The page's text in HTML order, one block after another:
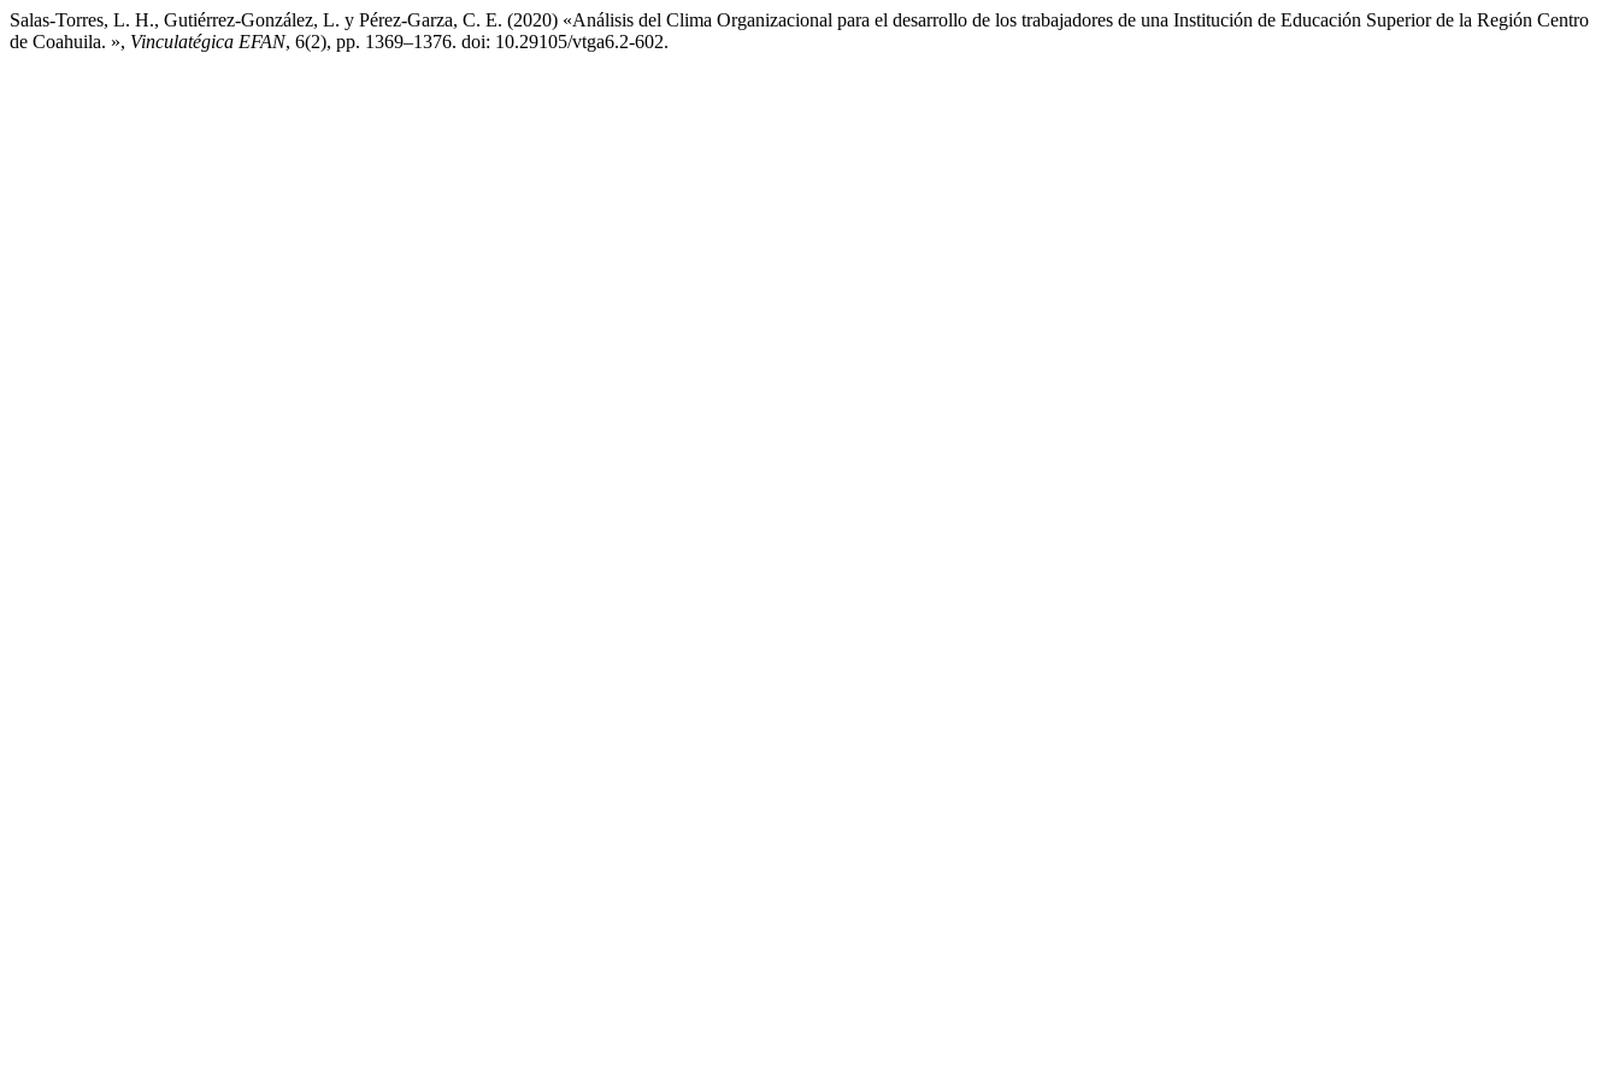
Salas-Torres, L. H., Gutiérrez-González, L. y Pérez-Garza, C. E. (2020) «Análisis del Clima Organizacional para el desarrollo de los trabajadores de una Institución de Educación Superior de la Región Centro
de Coahuila. », Vinculatégica EFAN, 6(2), pp. 1369–1376. doi: 10.29105/vtga6.2-602.